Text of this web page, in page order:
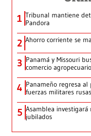
1 Tribunal mantiene
Pandora
2 Ahorro corriente se
3 Panamá y Missouri
comercio agropecuario
4 Panameño regresa
fuerzas militares rusas
5 Asamblea investigará
jubilados